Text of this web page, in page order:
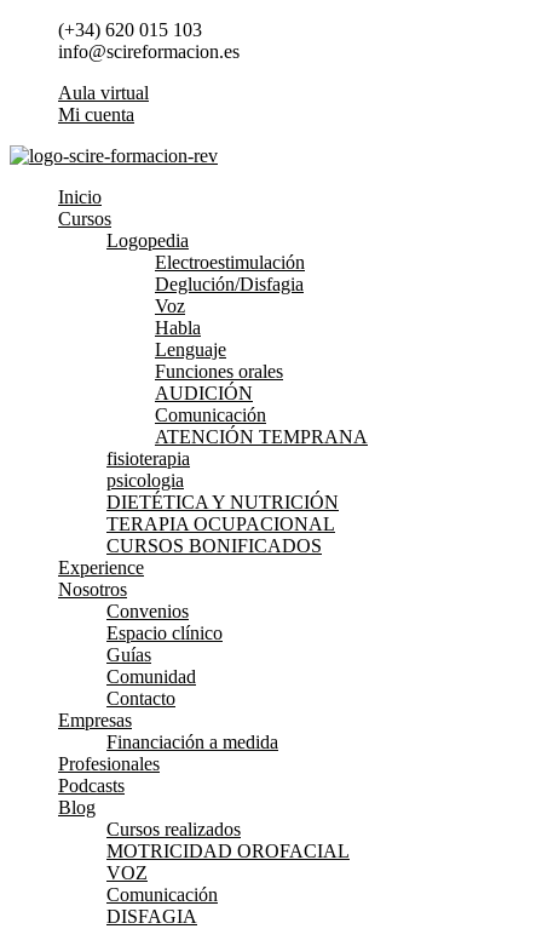
(+34) 620 015 103
info@scireformacion.es
Aula virtual
Mi cuenta
Inicio
Cursos
Logopedia
Electroestimulación
Deglución/Disfagia
Voz
Habla
Lenguaje
Funciones orales
AUDICIÓN
Comunicación
ATENCIÓN TEMPRANA
fisioterapia
psicologia
DIETÉTICA Y NUTRICIÓN
TERAPIA OCUPACIONAL
CURSOS BONIFICADOS
Experience
Nosotros
Convenios
Espacio clínico
Guías
Comunidad
Contacto
Empresas
Financiación a medida
Profesionales
Podcasts
Blog
Cursos realizados
MOTRICIDAD OROFACIAL
VOZ
Comunicación
DISFAGIA